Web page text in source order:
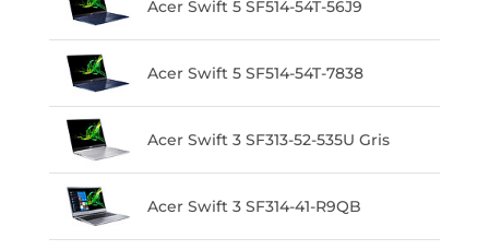
Acer Swift 5 SF514-54T-56J9
Acer Swift 5 SF514-54T-7838
Acer Swift 3 SF313-52-535U Gris
Acer Swift 3 SF314-41-R9QB